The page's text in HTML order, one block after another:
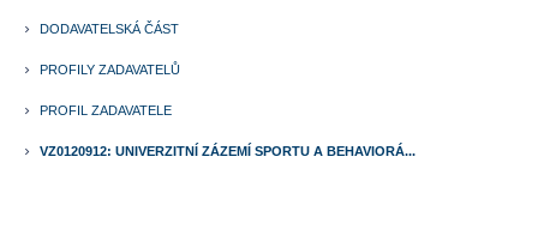
keyboard_arrow_right DODAVATELSKÁ ČÁST
keyboard_arrow_right PROFILY ZADAVATELŮ
keyboard_arrow_right PROFIL ZADAVATELE
keyboard_arrow_right VZ0120912: UNIVERZITNÍ ZÁZEMÍ SPORTU A BEHAVIORÁ...